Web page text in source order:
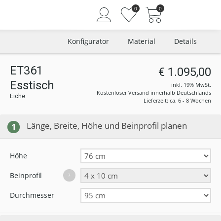
0 0
Konfigurator Material Details
ET361
Esstisch
Eiche
€ 1.095,00
inkl. 19% MwSt.
Kostenloser Versand innerhalb Deutschlands
Lieferzeit: ca. 6 - 8 Wochen
1 Länge, Breite, Höhe und Beinprofil planen
Höhe
Beinprofil ?
Durchmesser